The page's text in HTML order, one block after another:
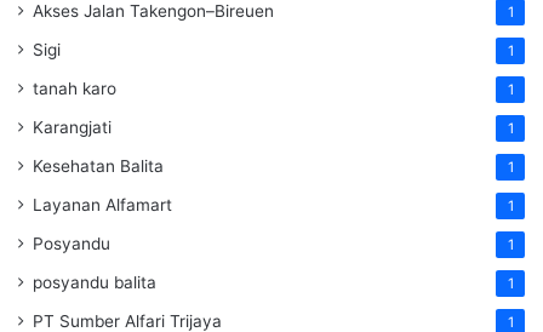
Akses Jalan Takengon–Bireuen 1
Sigi 1
tanah karo 1
Karangjati 1
Kesehatan Balita 1
Layanan Alfamart 1
Posyandu 1
posyandu balita 1
PT Sumber Alfari Trijaya 1